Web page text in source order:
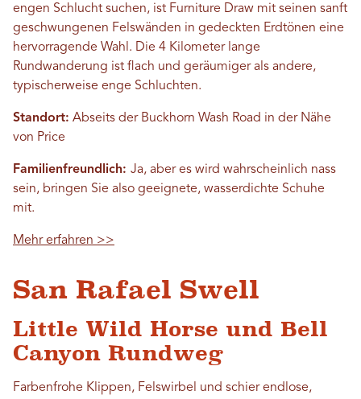
engen Schlucht suchen, ist Furniture Draw mit seinen sanft
geschwungenen Felswänden in gedeckten Erdtönen eine
hervorragende Wahl. Die 4 Kilometer lange
Rundwanderung ist flach und geräumiger als andere,
typischerweise enge Schluchten.
Standort: Abseits der Buckhorn Wash Road in der Nähe
von Price
Familienfreundlich: Ja, aber es wird wahrscheinlich nass
sein, bringen Sie also geeignete, wasserdichte Schuhe
mit.
Mehr erfahren >>
San Rafael Swell
Little Wild Horse und Bell
Canyon Rundweg
Farbenfrohe Klippen, Felswirbel und schier endlose,